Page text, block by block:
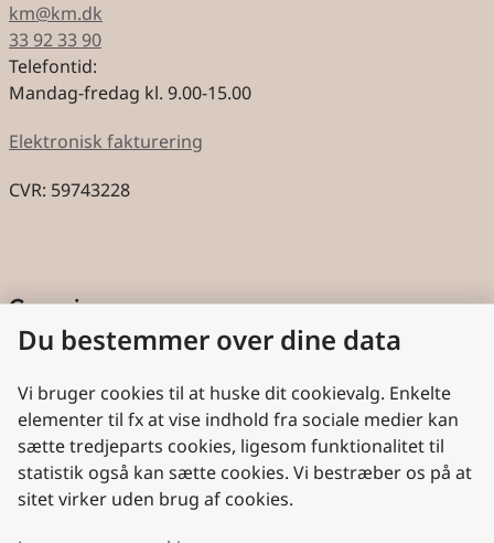
km@km.dk
33 92 33 90
Telefontid:
Mandag-fredag kl. 9.00-15.00
Elektronisk fakturering
CVR: 59743228
Genveje
Cookies
Aktindsigt
Persondatabeskyttelse
Nyttige links
Du bestemmer over dine data
Vi bruger cookies til at huske dit cookievalg. Enkelte
elementer til fx at vise indhold fra sociale medier kan
sætte tredjeparts cookies, ligesom funktionalitet til
statistik også kan sætte cookies. Vi bestræber os på at
sitet virker uden brug af cookies.